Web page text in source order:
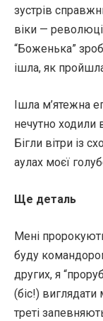
зустрів
віки —
“Боженька”
ішла, як
Ішла м’ятежна
нечутно ходили
Бігли вітри із
аулах моєї
Ще деталь
Мені
буду
других, я
(біс!)
треті